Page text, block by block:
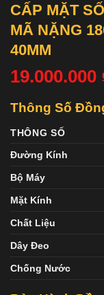
CẤP MẶT
MÃ NẶNG
40MM
19.000.000
Thông Số
THÔNG SỐ
Đường Kính
Bộ Máy
Mặt Kính
Chất Liệu
Dây Đeo
Chống Nước